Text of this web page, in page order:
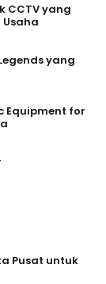
CCTV yang
yang
Equipment for
Pusat untuk